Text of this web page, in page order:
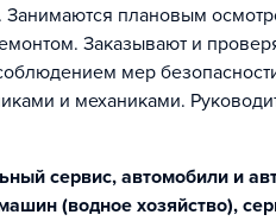
плановым
Заказывают и
мер
и механиками.
сервис, автомобили и
(водное хозяйство),